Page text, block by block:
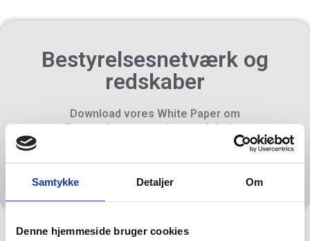
Samtykke Detaljer Om
Denne hjemmeside bruger cookies
Bestyrelsesnetværk og
redskaber
Download vores White Paper om
Bestyrelsesnetværk og redskaber